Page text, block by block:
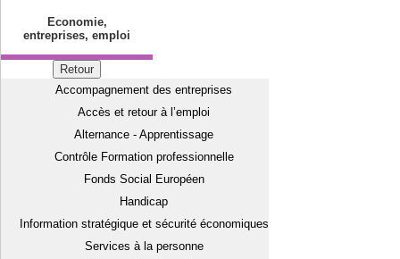
Economie,
entreprises, emploi
Retour
Accompagnement des entreprises
Accès et retour à l’emploi
Alternance - Apprentissage
Contrôle Formation professionnelle
Fonds Social Européen
Handicap
Information stratégique et sécurité économiques
Services à la personne